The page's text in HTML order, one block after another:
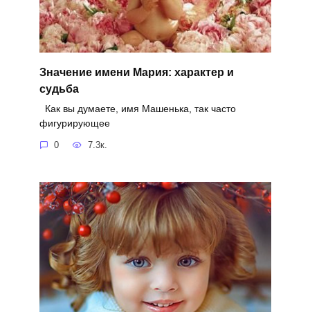
Значение имени Мария: характер и
судьба
Как вы думаете, имя Машенька, так часто
фигурирующее
0 7.3к.